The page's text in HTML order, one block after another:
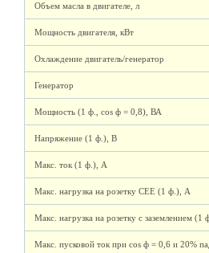
Объем масла в двигателе, л
Мощность двигателя, кВт
Охлаждение двигатель/генератор
Генератор
Мощность (1 ф., cos ф = 0,8), ВА
Напряжение (1 ф.), В
Макс. ток (1 ф.), А
Макс. нагрузка на розетку СЕЕ (1 ф.), А
Макс. нагрузка на розетку с заземлением (1
Макс. пусковой ток при cos ф = 0,6 и 20%